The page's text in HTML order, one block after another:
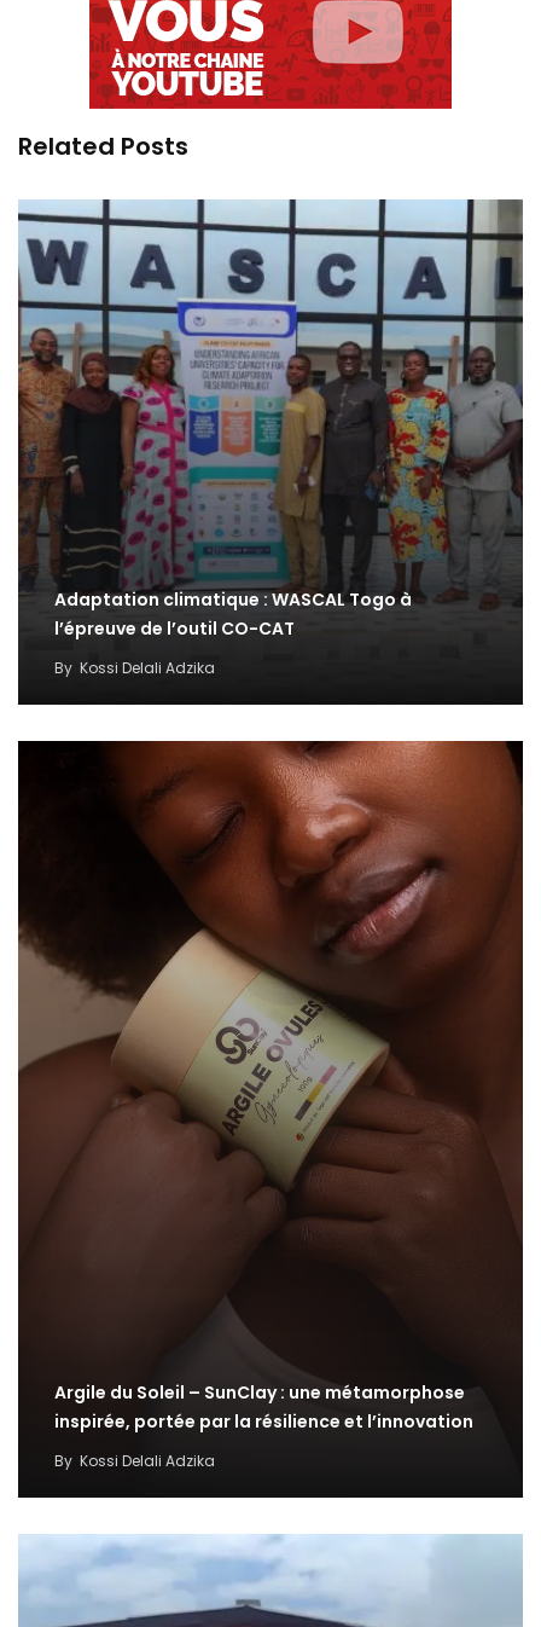
Related Posts
Adaptation climatique : WASCAL Togo à
l’épreuve de l’outil CO-CAT
By Kossi Delali Adzika
Argile du Soleil – SunClay : une métamorphose
inspirée, portée par la résilience et l’innovation
By Kossi Delali Adzika